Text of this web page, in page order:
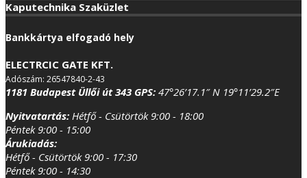
Kaputechnika Szaküzlet
Bankkártya elfogadó hely
ELECTRCIC GATE KFT.
Adószám: 26547840-2-43
1181 Budapest Üllői út 343 GPS: 47°26’17.1″ N 19°11’29.2″E
Nyitvatartás: Hétfő - Csütörtök 9:00 - 18:00
Péntek 9:00 - 15:00
Árukiadás:
Hétfő - Csütörtök 9:00 - 17:30
Péntek 9:00 - 14:30